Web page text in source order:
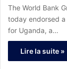
The World Bank
today endorsed a
for Uganda, a…
Lire la suite »